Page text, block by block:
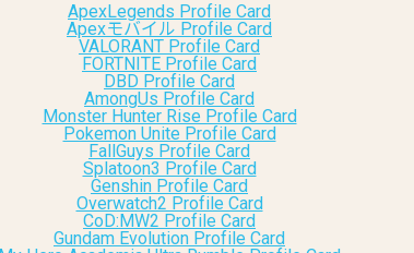
ApexLegends Profile Card
Apexモバイル Profile Card
VALORANT Profile Card
FORTNITE Profile Card
DBD Profile Card
AmongUs Profile Card
Monster Hunter Rise Profile Card
Pokemon Unite Profile Card
FallGuys Profile Card
Splatoon3 Profile Card
Genshin Profile Card
Overwatch2 Profile Card
CoD:MW2 Profile Card
Gundam Evolution Profile Card